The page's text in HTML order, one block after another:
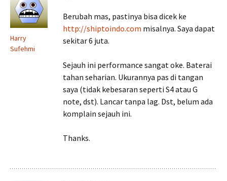
Harry
Sufehmi
Berubah mas, pastinya bisa dicek ke
http://shiptoindo.com misalnya. Saya dapat
sekitar 6 juta.
Sejauh ini performance sangat oke. Baterai
tahan seharian. Ukurannya pas di tangan
saya (tidak kebesaran seperti S4 atau G
note, dst). Lancar tanpa lag. Dst, belum ada
komplain sejauh ini.
Thanks.